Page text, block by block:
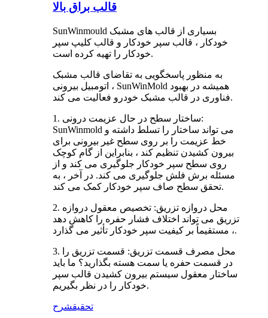
قالب براق بالا
SunWinmould بسیاری از قالب های مشبک
خودکار ، قالب سپر خودکار و قالب کلیپ سپر
خودکار را تهیه کرده است.
به منظور پاسخگویی به تقاضای قالب مشبک
اتومبیل بیرونی ، SunWinMold همیشه در بهبود
فناوری در قالب مشبک خودرو فعالیت می کند.
1. ساختار سطح در حال عزیمت درونی:
SunWinmold می تواند ساختار را تسلط داشته و
خط عزیمت را بر روی سطح غیر بیرونی برای
بیرون کشیدن تنظیم کند ، بنابراین از گام کوچک
روی سطح سپر خودکار جلوگیری می کند و از
مسئله برش فلش جلوگیری می کند. در آخر ، به
تحقق سطح صاف سپر خودکار کمک می کند.
2. محل دروازه تزریق: تخصیص معقول دروازه
تزریق می تواند اختلاف فشار حفره را کاهش دهد
، مستقیماً بر کیفیت سپر خودکار تأثیر می گذارد.
3. محل مصرف قسمت تزریق: قسمت تزریق را
در قسمت حفره یا سمت هسته بگذارید؟ ما باید
ساختار معقول سیستم بیرون کشیدن قالب سپر
خودکار را در نظر بگیریم.
تحقیقشرح